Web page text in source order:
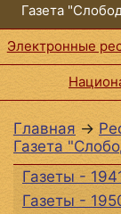
Газета
Электронные
Главная →
Газета
Газеты -
Газеты -